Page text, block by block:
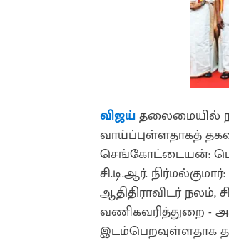
விஜய்தலைமையில்
வாய்ப்புள்ளதாகத்
செங்கோட்டையன்:
சி.டி.ஆர்.
ஆதிதிராவிடர் நலம்,
வணிகவரித்துறை -
இடம்பெறவுள்ளதாக